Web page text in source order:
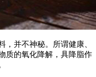
，并不神秘。所谓健康、
质的氧化降解，具降脂作